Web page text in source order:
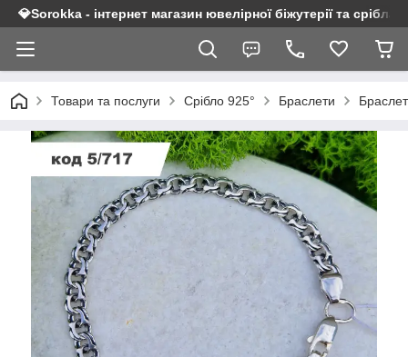
💎Sorokka - інтернет магазин ювелірної біжутерії та срібла
Товари та послуги Срібло 925° Браслети